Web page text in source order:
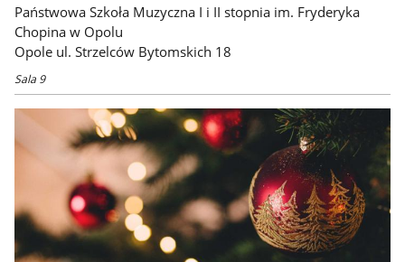
Państwowa Szkoła Muzyczna I i II stopnia im. Fryderyka
Chopina w Opolu
Opole ul. Strzelców Bytomskich 18
Sala 9